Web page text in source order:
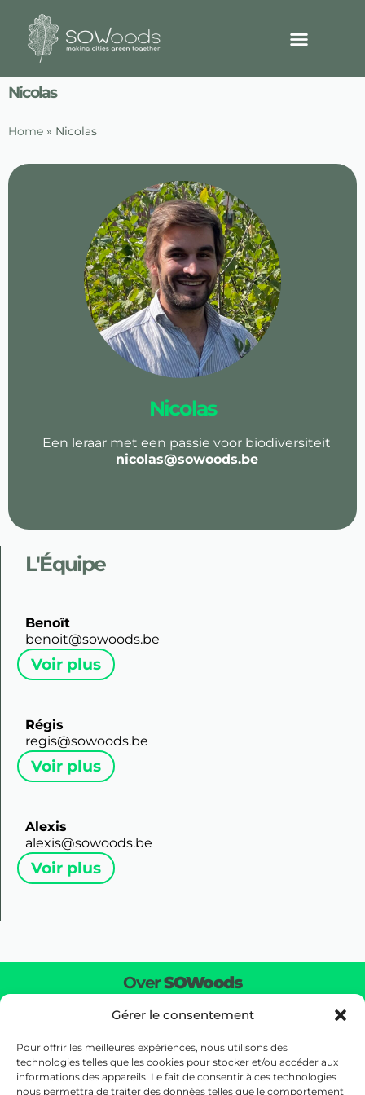
Gérer le consentement
Pour offrir les meilleures expériences, nous utilisons des
technologies telles que les cookies pour stocker et/ou accéder aux
informations des appareils. Le fait de consentir à ces technologies
nous permettra de traiter des données telles que le comportement
Nicolas
Home » Nicolas
Nicolas
Een leraar met een passie voor biodiversiteit
nicolas@sowoods.be
L'Équipe
Benoît
benoit@sowoods.be
Voir plus
Régis
regis@sowoods.be
Voir plus
Alexis
alexis@sowoods.be
Voir plus
OverSOWoods
De natuur terugbrengen naar het hart van uw
omgeving door een echt ecosysteem op ware grootte
te creëren.
Ons Kantoor